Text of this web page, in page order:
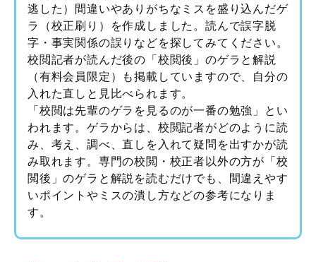
逃した）間違いやありがちなミスを盛り込んだゲ
ラ（校正刷り）を作成しました。読んで誤字脱
字・事実関係の誤りなどを探してみてください。
校閲記者が読んだ後の「校閲後」のゲラと解説
（有料会員限定）も掲載していますので、自分の
入れた直しと見比べられます。
「校閲は先輩のゲラを見るのが一番の勉強」とい
われます。ゲラからは、校閲記者がどのように読
み、考え、調べ、直しを入れて疑問を出すかが読
み取れます。専門の校閲・校正者以外の方が「校
閲後」のゲラと解説を読むだけでも、間違えやす
いポイントやミスの潰し方などの参考になりま
す。